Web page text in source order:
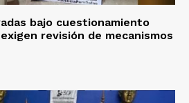
bajo cuestionamiento
revisión de mecanismos